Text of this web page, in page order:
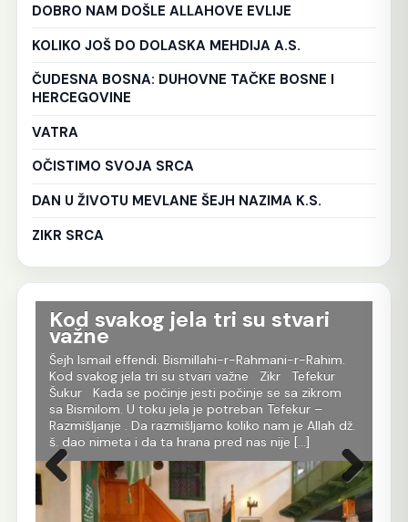
DOBRO NAM DOŠLE ALLAHOVE EVLIJE
KOLIKO JOŠ DO DOLASKA MEHDIJA A.S.
ČUDESNA BOSNA: DUHOVNE TAČKE BOSNE I
HERCEGOVINE
VATRA
OČISTIMO SVOJA SRCA
DAN U ŽIVOTU MEVLANE ŠEJH NAZIMA K.S.
ZIKR SRCA
Kod svakog jela tri su stvari
važne
Šejh Ismail effendi. Bismillahi-r-Rahmani-r-Rahim.
Kod svakog jela tri su stvari važne Zikr Tefekur
Šukur Kada se počinje jesti počinje se sa zikrom
sa Bismilom. U toku jela je potreban Tefekur –
Razmišljanje . Da razmišljamo koliko nam je Allah dž.
š. dao nimeta i da ta hrana pred nas nije […]
Prethodna Sljedeća